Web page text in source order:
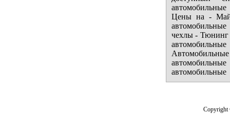
автомобильные
Цены на -
чехлы - Тюнинг
автомобильные
Copyright